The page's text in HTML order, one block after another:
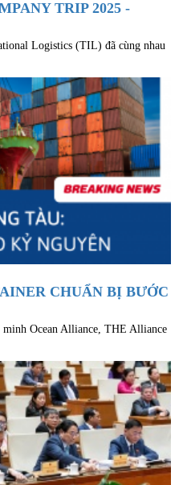
TRIP 2025 -
Logistics (TIL) đã cùng nhau
CHUẨN BỊ BƯỚC
Ocean Alliance, THE Alliance